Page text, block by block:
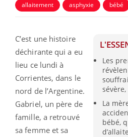
allaitement
asphyxie bébé
Les
La
bébé,
C’est une histoire
déchirante qui a eu
lieu ce lundi à
Corrientes, dans le
nord de l’Argentine.
Gabriel, un père de
famille, a retrouvé
sa femme et sa